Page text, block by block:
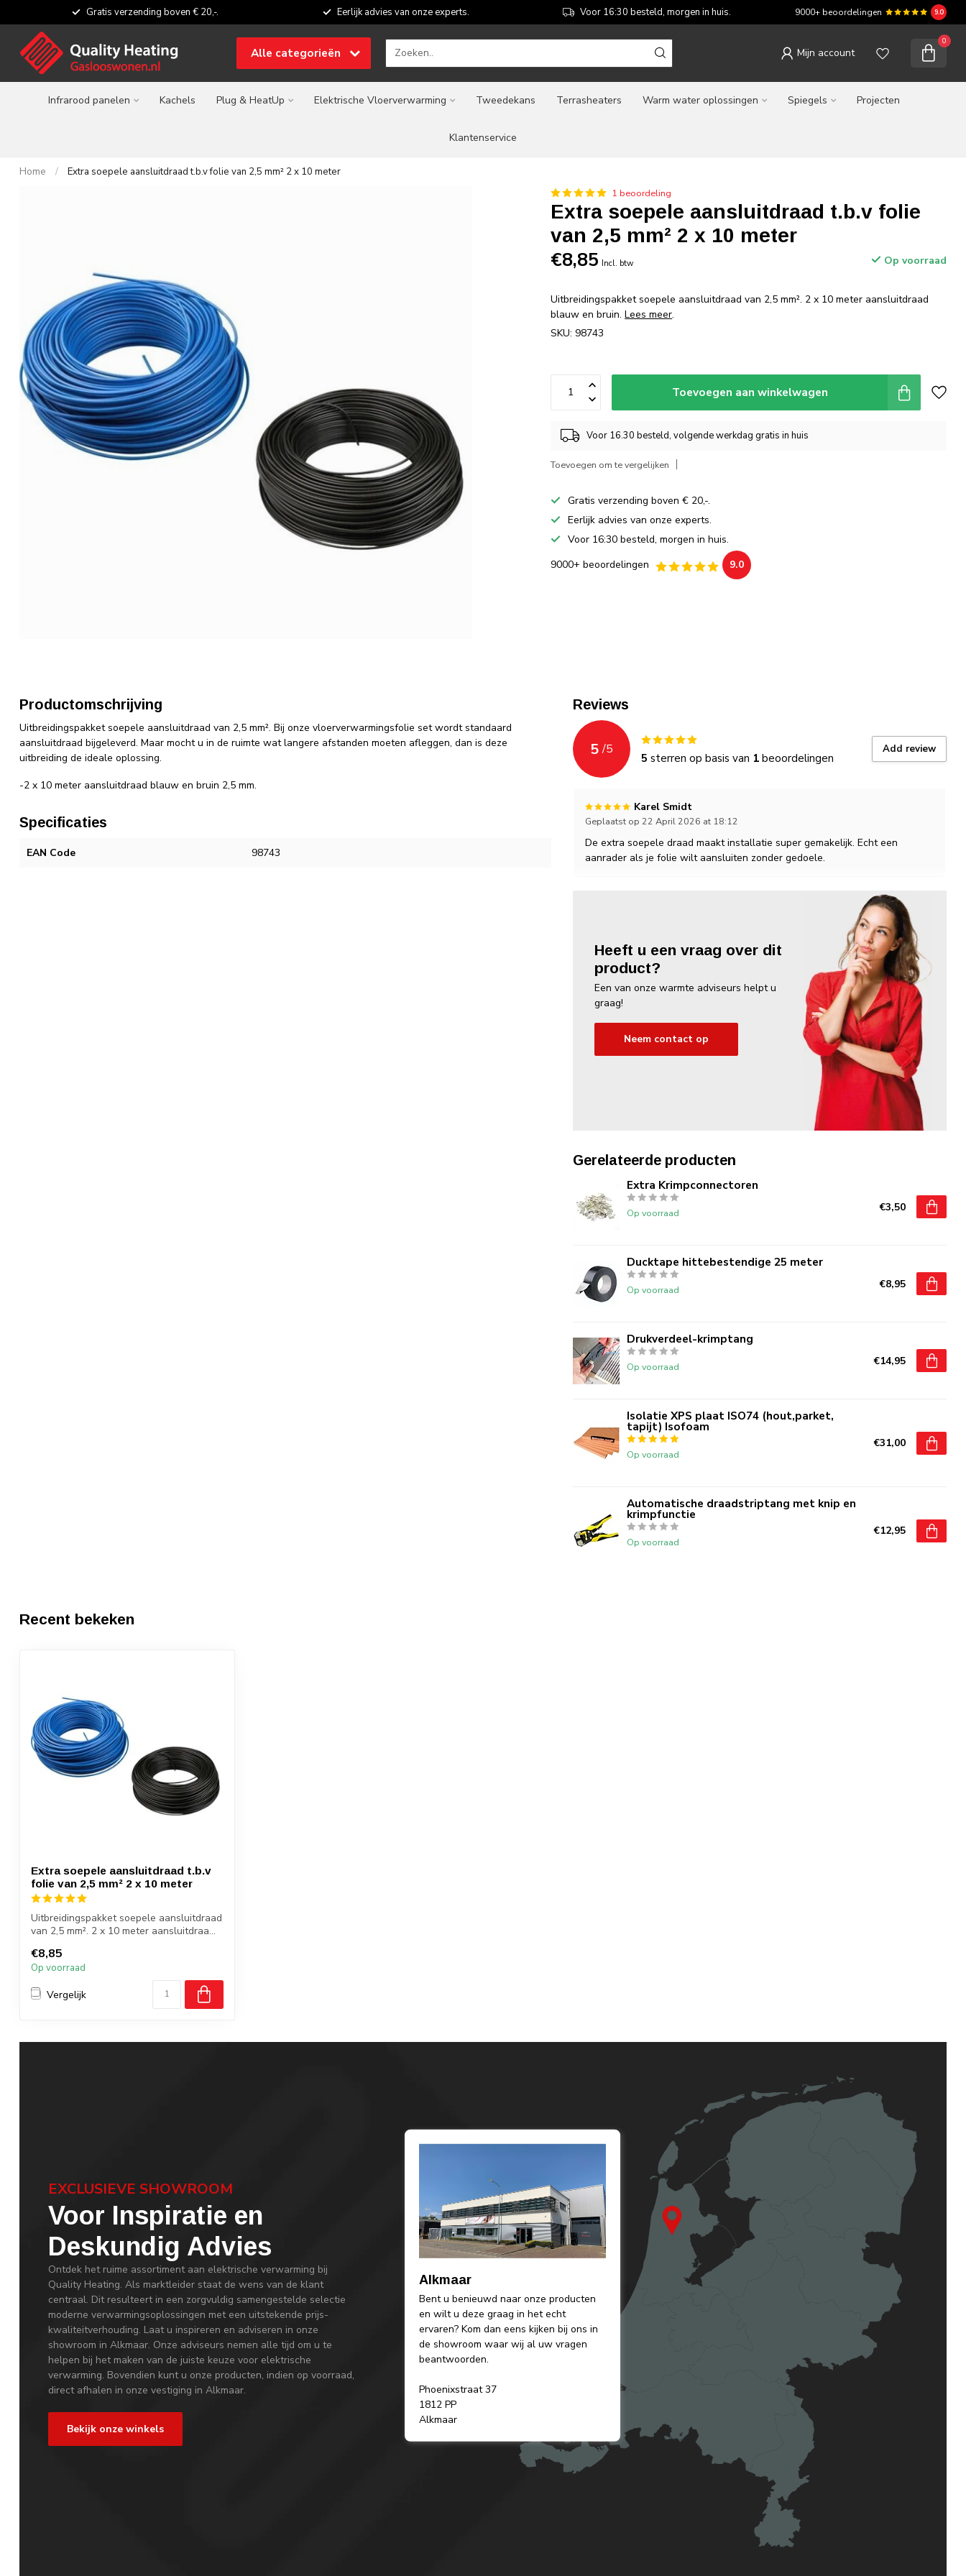
Gratis verzending boven € 20,-. Eerlijk advies van onze experts. Voor 16:30 besteld, morgen in huis. 9000+ beoordelingen 9.0
Alle categorieën Mijn account
0
Infrarood panelen Kachels Plug & HeatUp Elektrische Vloerverwarming Tweedekans Terrasheaters Warm water oplossingen Spiegels Projecten
Klantenservice
Home / Extra soepele aansluitdraad t.b.v folie van 2,5 mm² 2 x 10 meter
1 beoordeling
Extra soepele aansluitdraad t.b.v folie
van 2,5 mm² 2 x 10 meter
€8,85 Incl. btw Op voorraad
Uitbreidingspakket soepele aansluitdraad van 2,5 mm². 2 x 10 meter aansluitdraad
blauw en bruin.Lees meer.
SKU: 98743
Toevoegen aan winkelwagen
Voor 16.30 besteld, volgende werkdag gratis in huis
Toevoegen om te vergelijken
Gratis verzending boven € 20,-.
Eerlijk advies van onze experts.
Voor 16:30 besteld, morgen in huis.
9000+ beoordelingen
9.0
Productomschrijving
Uitbreidingspakket soepele aansluitdraad van 2,5 mm². Bij onze vloerverwarmingsfolie set wordt standaard
aansluitdraad bijgeleverd. Maar mocht u in de ruimte wat langere afstanden moeten afleggen, dan is deze
uitbreiding de ideale oplossing.
-2 x 10 meter aansluitdraad blauw en bruin 2,5 mm.
Specificaties
EAN Code 98743
Reviews
5 /5
5 sterren op basis van 1beoordelingen
Add review
Karel Smidt
Geplaatst op 22 April 2026 at 18:12
De extra soepele draad maakt installatie super gemakelijk. Echt een
aanrader als je folie wilt aansluiten zonder gedoele.
Heeft u een vraag over dit
product?
Een van onze warmte adviseurs helpt u
graag!
Neem contact op
Gerelateerde producten
Extra Krimpconnectoren
Op voorraad €3,50
Ducktape hittebestendige 25 meter
Op voorraad €8,95
Drukverdeel-krimptang
Op voorraad €14,95
Isolatie XPS plaat ISO74 (hout,parket,
tapijt) Isofoam
Op voorraad
€31,00
Automatische draadstriptang met knip en
krimpfunctie
Op voorraad
€12,95
Recent bekeken
Extra soepele aansluitdraad t.b.v
folie van 2,5 mm² 2 x 10 meter
Uitbreidingspakket soepele aansluitdraad
van 2,5 mm². 2 x 10 meter aansluitdraa...
€8,85
Op voorraad
Vergelijk
EXCLUSIEVE SHOWROOM
Voor Inspiratie en
Deskundig Advies
Ontdek het ruime assortiment aan elektrische verwarming bij
Quality Heating. Als marktleider staat de wens van de klant
centraal. Dit resulteert in een zorgvuldig samengestelde selectie
moderne verwarmingsoplossingen met een uitstekende prijs-
kwaliteitverhouding. Laat u inspireren en adviseren in onze
showroom in Alkmaar. Onze adviseurs nemen alle tijd om u te
helpen bij het maken van de juiste keuze voor elektrische
verwarming. Bovendien kunt u onze producten, indien op voorraad,
direct afhalen in onze vestiging in Alkmaar.
Bekijk onze winkels
Alkmaar
Bent u benieuwd naar onze producten
en wilt u deze graag in het echt
ervaren? Kom dan eens kijken bij ons in
de showroom waar wij al uw vragen
beantwoorden.
Phoenixstraat 37
1812 PP
Alkmaar